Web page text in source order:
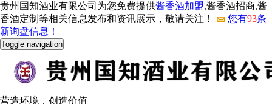
贵州国知酒业有限公司为您免费提供酱香酒加盟,酱香酒招商,酱
香酒定制等相关信息发布和资讯展示，敬请关注！
您有93条
新询盘信息！
Toggle navigation
营造环境，创造价值